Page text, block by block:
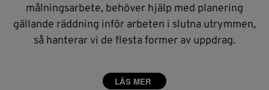
målningsarbete, behöver hjälp med planering
gällande räddning inför arbeten i slutna utrymmen,
så hanterar vi de flesta former av uppdrag.
LÄS MER